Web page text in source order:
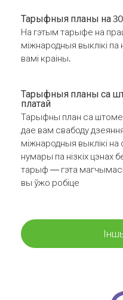
Тарыфныя планы на
На гэтым тарыфе на
міжнародныя выклікі па
вамі краіны.
Тарыфныя планы са
платай
Тарыфны план са
дае вам свабоду
міжнародныя выклікі
нумары па нізкіх цэнах
тарыф — гэта
вы ўжо робіце